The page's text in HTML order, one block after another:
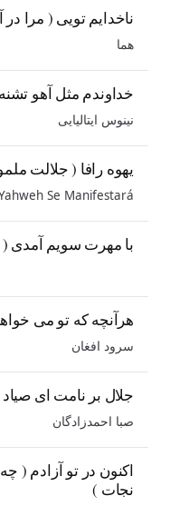
ناخدایم تویی ( مرا
هما
خداوندم مثل آهو
نینوس ایتالیایی
یهوه رافا ( جلالت
Se Manifestará
با مهرت سویم آمدی
هرآنچه که تو می
سرود افغان
جلال بر نامت ای
صبا احمدزادگان
اکنون در تو آزادم (
نجات )